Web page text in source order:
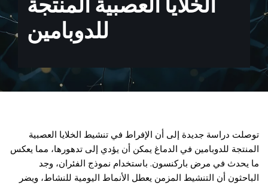
للدوبامين
توصلت دراسة جديدة إلى أن الإفراط في تنشيط الخلايا العصبية
المنتجة للدوبامين في الدماغ يمكن أن يؤدي إلى تدهورها، مما يعكس
ما يحدث في مرض باركنسون. باستخدام نموذج الفئران، وجد
الباحثون أن التنشيط المزمن يعطل الأنماط اليومية للنشاط، ويضر